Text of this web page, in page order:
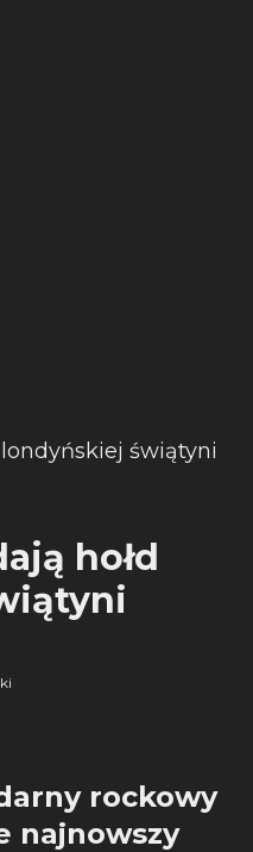
hołd
rockowy
najnowszy